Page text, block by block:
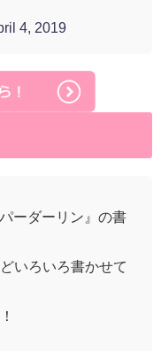
4, 2019
ーダーリン』の書
いろいろ書かせて